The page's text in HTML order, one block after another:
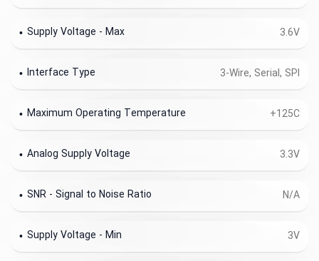
3.6V
Supply Voltage - Max
3-Wire, Serial, SPI
Interface Type
+125C
Maximum Operating Temperature
3.3V
Analog Supply Voltage
N/A
SNR - Signal to Noise Ratio
3V
Supply Voltage - Min